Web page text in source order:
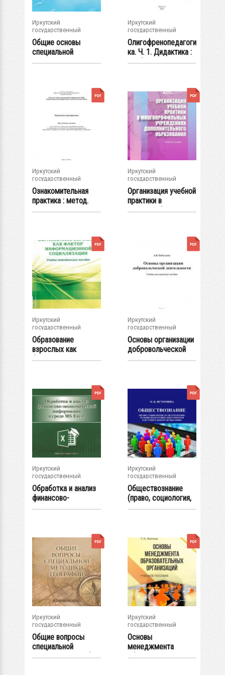
Иркутский
государственный
университет
Общие основы
специальной
педагогики:
Иркутский
государственный
университет
Олигофренопедагоги
ка. Ч. 1. Дидактика :
учеб....
Иркутский
государственный
университет
Ознакомительная
практика : метод.
указания
Иркутский
государственный
университет
Организация учебной
практики в
многопрофильных...
Иркутский
государственный
университет
Образование
взрослых как
фактор
Иркутский
государственный
университет
Основы организации
добровольческой
деятельности...
Иркутский
государственный
университет
Обработка и анализ
финансово-
экономической...
Иркутский
государственный
университет
Обществознание
(право, социология,
культурология...
Иркутский
государственный
университет
Общие вопросы
специальной
методики географии
Иркутский
государственный
университет
Основы
менеджмента
образовательных